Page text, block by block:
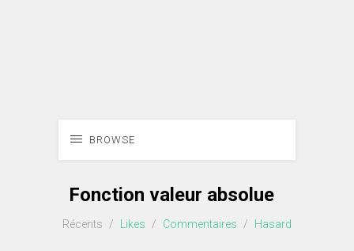
BROWSE
Fonction valeur absolue
Récents / Likes / Commentaires / Hasard